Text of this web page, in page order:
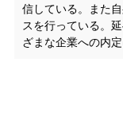
信している。また
スを行っている。
ざまな企業への内定